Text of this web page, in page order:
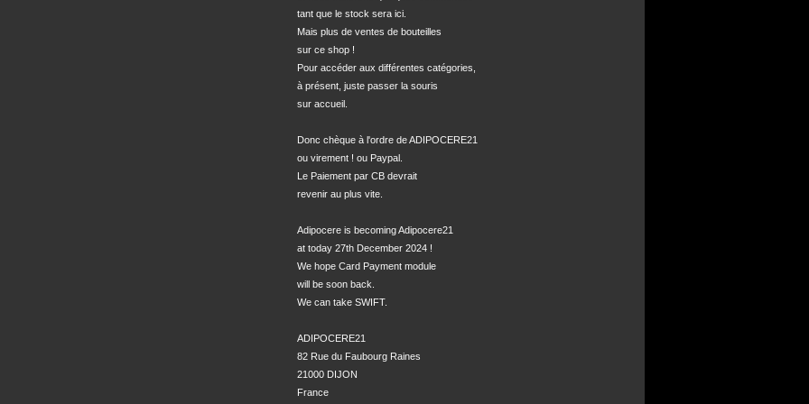
tant que le stock sera ici.
Mais plus de ventes de bouteilles
sur ce shop !
Pour accéder aux différentes catégories,
à présent, juste passer la souris
sur accueil.
Donc chèque à l'ordre de ADIPOCERE21
ou virement ! ou Paypal.
Le Paiement par CB devrait
revenir au plus vite.
Adipocere is becoming Adipocere21
at today 27th December 2024 !
We hope Card Payment module
will be soon back.
We can take SWIFT.
ADIPOCERE21
82 Rue du Faubourg Raines
21000 DIJON
France